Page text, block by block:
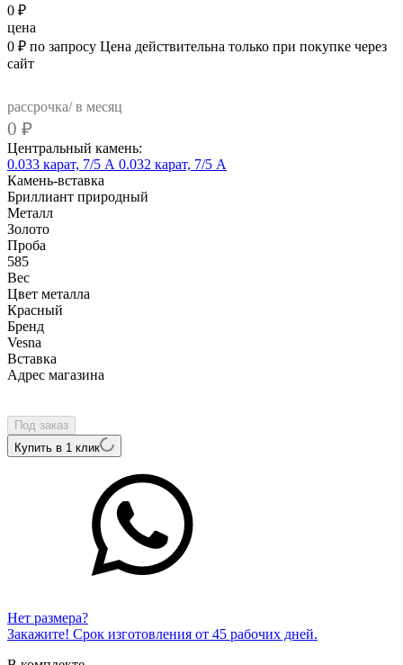
0 ₽
цена
0 ₽ по запросу Цена действительна только при покупке через
сайт
рассрочка/ в месяц
0 ₽
Центральный камень:
0.033 карат, 7/5 А 0.032 карат, 7/5 А
Камень-вставка
Бриллиант природный
Металл
Золото
Проба
585
Вес
Цвет металла
Красный
Бренд
Vesna
Вcтавка
Адрес магазина
Под заказ
Купить в 1 клик
Нет размера?
Закажите! Срок изготовления от 45 рабочих дней.